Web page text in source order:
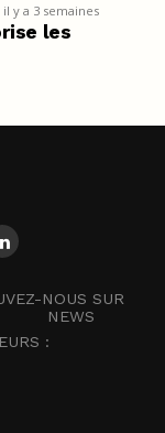
il y a 3 semaines
les
NOUS SUR
NEWS
: